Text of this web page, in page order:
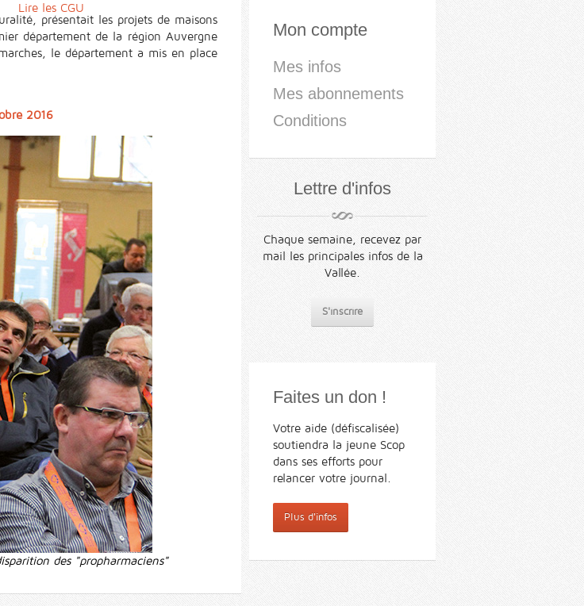
présentait les projets de maisons
département de la région Auvergne
le département a mis en place
2016
des "propharmaciens"
Mon compte
Mes infos
Mes abonnements
Conditions
Lettre d'infos
Chaque semaine, recevez par
mail les principales infos de la
Vallée.
S'inscrire
Faites un don !
Votre aide (défiscalisée)
soutiendra la jeune Scop
dans ses efforts pour
relancer votre journal.
Plus d'infos
Lire les CGU